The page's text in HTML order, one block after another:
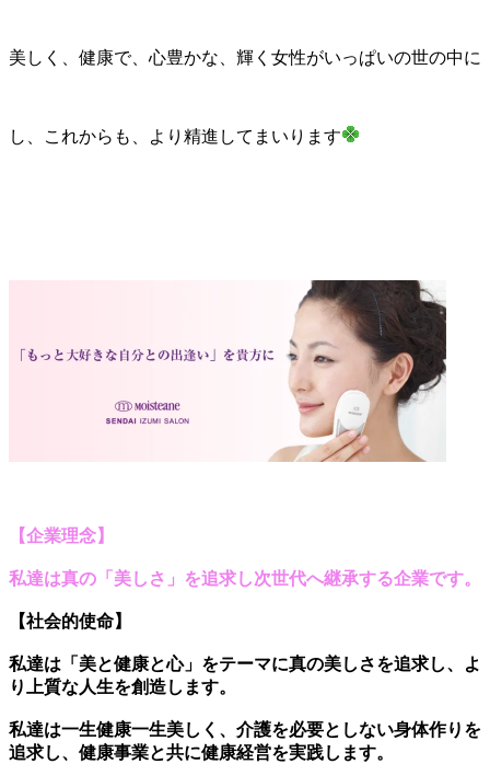
美しく、健康で、心豊かな、輝く女性がいっぱいの世の中に
し、これからも、より精進してまいります
【企業理念】
私達は真の「美しさ」を追求し次世代へ継承する企業です。
【社会的使命】
私達は「美と健康と心」をテーマに真の美しさを追求し、
よ
り上質な人生を創造します。
私達は一生健康一生美しく、 介護を必要としない身体作りを
追求し、健康事業と共に健康経営を実践します。